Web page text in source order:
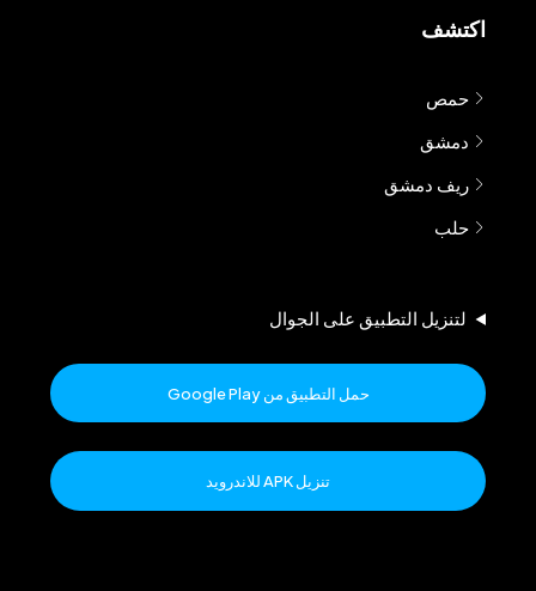
اكتشف
حمص
دمشق
ريف دمشق
حلب
لتنزيل التطبيق على الجوال
حمل التطبيق من Google Play
تنزيل APK للاندرويد